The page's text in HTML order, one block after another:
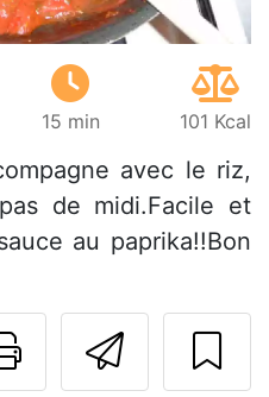
15 min 101 Kcal
avec le riz,
de midi.Facile et
au paprika!!Bon
Imprimer
une